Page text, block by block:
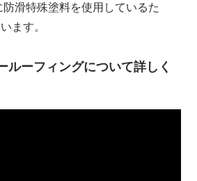
滑特殊塗料を使用しているた
ます。
ルーフィングについて詳しく